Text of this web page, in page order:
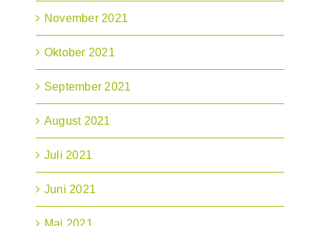
November 2021
Oktober 2021
September 2021
August 2021
Juli 2021
Juni 2021
Mai 2021